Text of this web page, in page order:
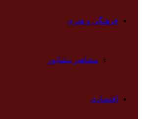
فرهنگی و هنری
مشاهیر نیشابور
اقتصادی